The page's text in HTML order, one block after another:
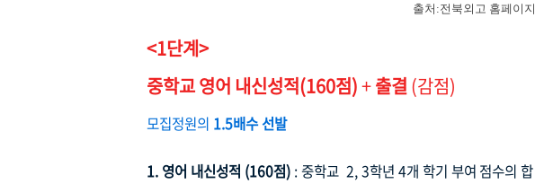
출처:전북외고 홈페이지
<1단계>
중학교 영어 내신성적(160점)+출결(감점)
모집정원의 1.5배수 선발
1. 영어 내신성적 (160점) : 중학교 2, 3학년 4개 학기 부여 점수의 합